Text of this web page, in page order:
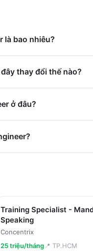
là bao nhiêu?
thay đổi thế nào?
ở đâu?
Training Specialist -
Speaking
Concentrix
25 triệu/tháng📍 TP.HCM